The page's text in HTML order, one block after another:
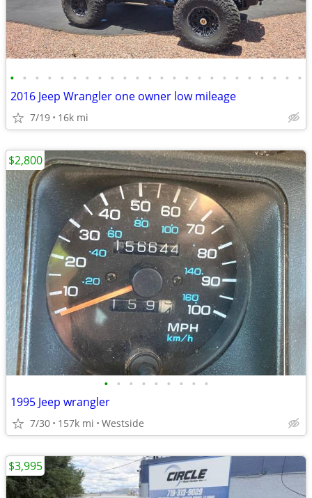
• • • • • • • • • • • • • • • • • • • • • • • •
2016 Jeep Wrangler one owner low mileage
7/19 16k mi
• • • • • • • • •
1995 Jeep wrangler
7/30 157k mi Westside
$2,800
$3,995